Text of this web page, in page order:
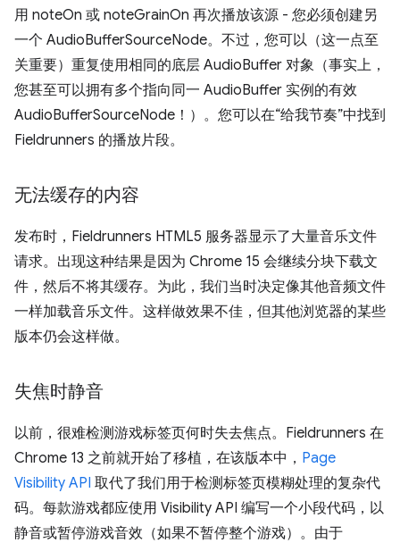
用 noteOn 或 noteGrainOn 再次播放该源 - 您必须创建另
一个 AudioBufferSourceNode。不过，您可以（这一点至
关重要）重复使用相同的底层 AudioBuffer 对象（事实上，
您甚至可以拥有多个指向同一 AudioBuffer 实例的有效
AudioBufferSourceNode！）。您可以在“给我节奏”中找到
Fieldrunners 的播放片段。
无法缓存的内容
发布时，Fieldrunners HTML5 服务器显示了大量音乐文件
请求。出现这种结果是因为 Chrome 15 会继续分块下载文
件，然后不将其缓存。为此，我们当时决定像其他音频文件
一样加载音乐文件。这样做效果不佳，但其他浏览器的某些
版本仍会这样做。
失焦时静音
以前，很难检测游戏标签页何时失去焦点。Fieldrunners 在
Chrome 13 之前就开始了移植，在该版本中， Page
Visibility API 取代了我们用于检测标签页模糊处理的复杂代
码。每款游戏都应使用 Visibility API 编写一个小段代码，以
静音或暂停游戏音效（如果不暂停整个游戏）。由于